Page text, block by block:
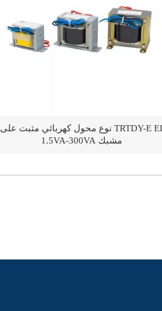
TRTDY-E EI نوع محول كهربائي مثبت على
مشبك 1.5VA-300VA